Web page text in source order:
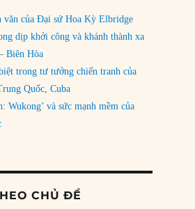
chiến lược’”
văn của Đại sứ Hoa Kỳ Elbridge
dịp khởi công và khánh thành xa
Biên Hòa
trong tư tưởng chiến tranh của
Quốc, Cuba
Wukong’ và sức mạnh mềm của
CHỦ ĐỀ